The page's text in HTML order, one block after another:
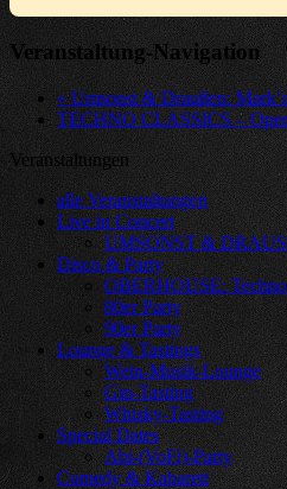
Veranstaltung-Navigation
«Umsonst & Draußen:
TECHNO CLASSICS –
Veranstaltungen
alle Veranstaltungen
Live in Concert
UMSONST &
Disco & Party
OBERHOUSE:
80er Party
90er Party
Lounge & Tastings
Wein-Musik-Lounge
Gin-Tasting
Whisky-Tasting
Special Dates
Abi-(VoFi)-Party
Comedy & Kabarett